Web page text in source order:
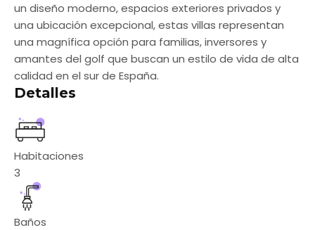
un diseño moderno, espacios exteriores privados y
una ubicación excepcional, estas villas representan
una magnífica opción para familias, inversores y
amantes del golf que buscan un estilo de vida de alta
calidad en el sur de España.
Detalles
Habitaciones
3
Baños